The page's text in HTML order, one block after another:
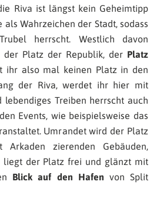
Riva ist längst kein Geheimtipp
Wahrzeichen der Stadt, sodass
herrscht. Westlich davon
der Platz der Republik, der Platz
ihr also mal keinen Platz in den
der Riva, werdet ihr hier mit
lebendiges Treiben herrscht auch
Events, wie beispielsweise das
Umrandet wird der Platz
zierenden Gebäuden,
liegt der Platz frei und glänzt mit
Blick auf den Hafen von Split